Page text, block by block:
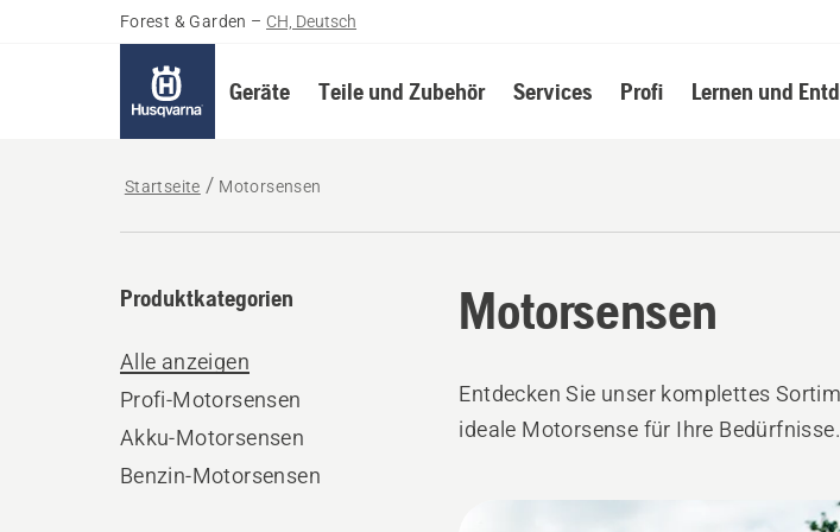
Forest & Garden – CH, Deutsch
Geräte Teile und Zubehör Services Profi Lernen und
Startseite Motorsensen
Motorsensen
Produktkategorien
Alle anzeigen
Profi-Motorsensen
Akku-Motorsensen
Benzin-Motorsensen
Entdecken Sie unser komplettes
ideale Motorsense für Ihre Bedürfnisse.